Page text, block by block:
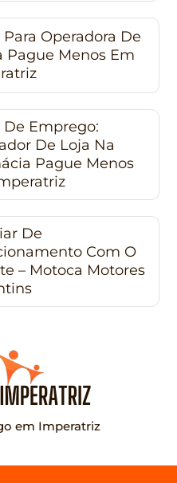
Para Operadora De
Pague Menos Em
De Emprego:
De Loja Na
Pague Menos
De
Com O
– Motoca Motores
em Imperatriz